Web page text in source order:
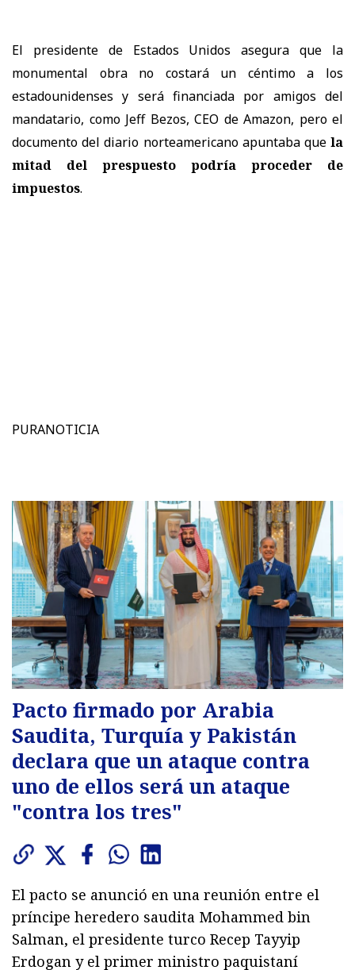
El presidente de Estados Unidos asegura que la
monumental obra no costará un céntimo a los
estadounidenses y será financiada por amigos del
mandatario, como Jeff Bezos, CEO de Amazon, pero el
documento del diario norteamericano apuntaba que la
mitad del prespuesto podría proceder de
impuestos.
PURANOTICIA
Pacto firmado por Arabia
Saudita, Turquía y Pakistán
declara que un ataque contra
uno de ellos será un ataque
"contra los tres"
El pacto se anunció en una reunión entre el
príncipe heredero saudita Mohammed bin
Salman, el presidente turco Recep Tayyip
Erdogan y el primer ministro paquistaní